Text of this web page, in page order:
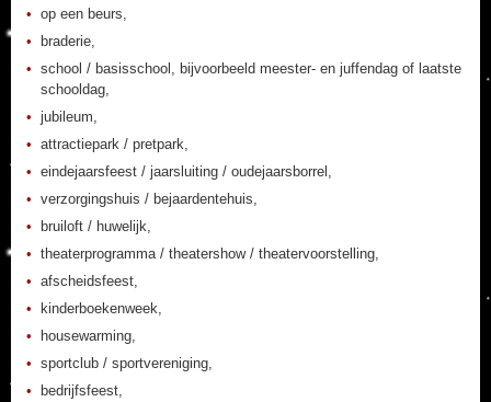
op een beurs,
braderie,
school / basisschool, bijvoorbeeld meester- en juffendag of laatste
schooldag,
jubileum,
attractiepark / pretpark,
eindejaarsfeest / jaarsluiting / oudejaarsborrel,
verzorgingshuis / bejaardentehuis,
bruiloft / huwelijk,
theaterprogramma / theatershow / theatervoorstelling,
afscheidsfeest,
kinderboekenweek,
housewarming,
sportclub / sportvereniging,
bedrijfsfeest,